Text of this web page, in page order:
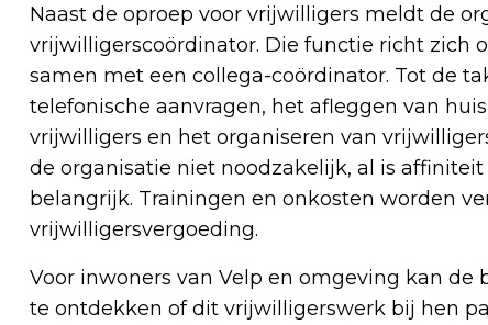
Naast de oproep voor vrijwilligers meldt de
vrijwilligerscoördinator. Die functie richt zich
samen met een collega-coördinator. Tot de
telefonische aanvragen, het afleggen van
vrijwilligers en het organiseren van
de organisatie niet noodzakelijk, al is
belangrijk. Trainingen en onkosten worden
vrijwilligersvergoeding.
Voor inwoners van Velp en omgeving kan
te ontdekken of dit vrijwilligerswerk bij hen